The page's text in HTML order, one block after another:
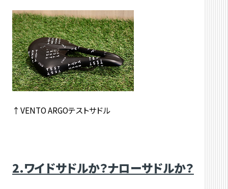
↑VENTO ARGOテストサドル
2.ワイドサドルか？ナローサドルか？